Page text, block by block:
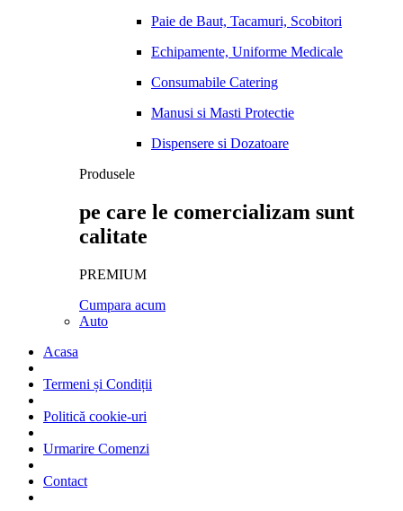
Paie de Baut, Tacamuri, Scobitori
Echipamente, Uniforme Medicale
Consumabile Catering
Manusi si Masti Protectie
Dispensere si Dozatoare
Produsele
pe care le comercializam sunt
calitate
PREMIUM
Cumpara acum
Auto
Acasa
Termeni și Condiții
Politică cookie-uri
Urmarire Comenzi
Contact